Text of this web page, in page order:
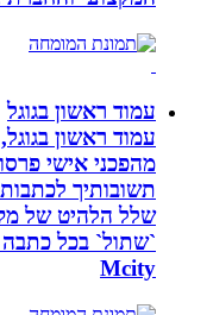
עמוד ראשון בגוגל
עמוד ראשון בגוגל,
תשובותיך לכתבות
שלל הלהיט של מקדמי
`שתול` בכל כתבה
Mcity